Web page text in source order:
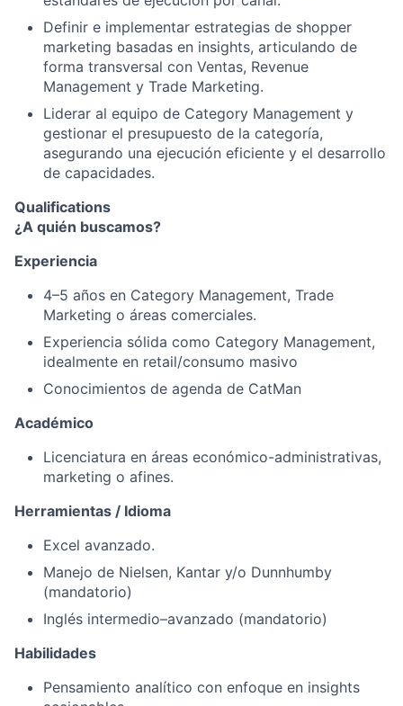
Definir e implementar estrategias de shopper
marketing basadas en insights, articulando de
forma transversal con Ventas, Revenue
Management y Trade Marketing.
Liderar al equipo de Category Management y
gestionar el presupuesto de la categoría,
asegurando una ejecución eficiente y el desarrollo
de capacidades.
Qualifications
¿A quién buscamos?
Experiencia
4–5 años en Category Management, Trade
Marketing o áreas comerciales.
Experiencia sólida como Category Management,
idealmente en retail/consumo masivo
Conocimientos de agenda de CatMan
Académico
Licenciatura en áreas económico-administrativas,
marketing o afines.
Herramientas / Idioma
Excel avanzado.
Manejo de Nielsen, Kantar y/o Dunnhumby
(mandatorio)
Inglés intermedio–avanzado (mandatorio)
Habilidades
Pensamiento analítico con enfoque en insights